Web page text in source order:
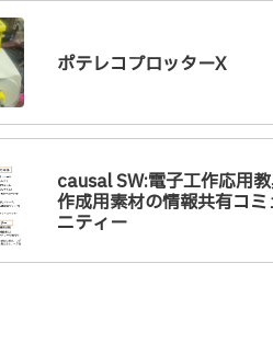
ポテレコプロッターX
causal SW:電子工作応用
作成用素材の情報共有コミ
ニティー